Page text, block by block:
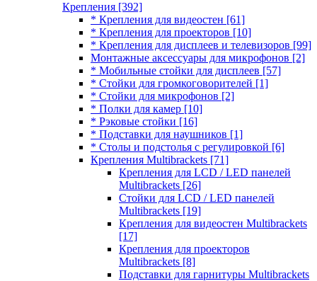
Крепления [392]
* Крепления для видеостен [61]
* Крепления для проекторов [10]
* Крепления для дисплеев и телевизоров [99]
Монтажные аксессуары для микрофонов [2]
* Мобильные стойки для дисплеев [57]
* Стойки для громкоговорителей [1]
* Стойки для микрофонов [2]
* Полки для камер [10]
* Рэковые стойки [16]
* Подставки для наушников [1]
* Столы и подстолья с регулировкой [6]
Крепления Multibrackets [71]
Крепления для LCD / LED панелей
Multibrackets [26]
Стойки для LCD / LED панелей
Multibrackets [19]
Крепления для видеостен Multibrackets
[17]
Крепления для проекторов
Multibrackets [8]
Подставки для гарнитуры Multibrackets